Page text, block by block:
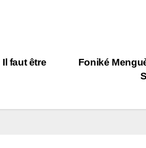
Foniké
faut être